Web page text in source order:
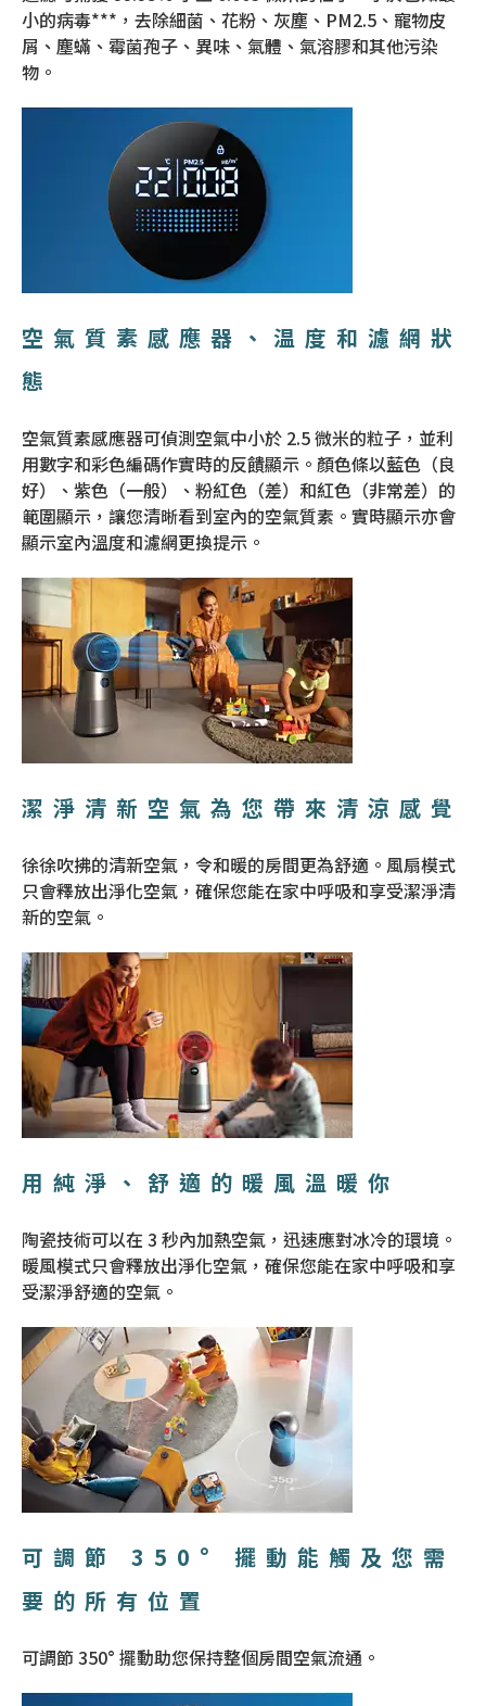
小的病毒***，去除細菌、花粉、灰塵、PM2.5、寵物皮
屑、塵蟎、霉菌孢子、異味、氣體、氣溶膠和其他污染
物。
空氣質素感應器、温度和濾網狀
態
空氣質素感應器可偵測空氣中小於 2.5 微米的粒子，並利
用數字和彩色編碼作實時的反饋顯示。顏色條以藍色（良
好）、紫色（一般）、粉紅色（差）和紅色（非常差）的
範圍顯示，讓您清晰看到室內的空氣質素。實時顯示亦會
顯示室內溫度和濾網更換提示。
潔淨清新空氣為您帶來清涼感覺
徐徐吹拂的清新空氣，令和暖的房間更為舒適。風扇模式
只會釋放出淨化空氣，確保您能在家中呼吸和享受潔淨清
新的空氣。
用純淨、舒適的暖風溫暖你
陶瓷技術可以在 3 秒內加熱空氣，迅速應對冰冷的環境。
暖風模式只會釋放出淨化空氣，確保您能在家中呼吸和享
受潔淨舒適的空氣。
可調節 350° 擺動能觸及您需
要的所有位置
可調節 350° 擺動助您保持整個房間空氣流通。